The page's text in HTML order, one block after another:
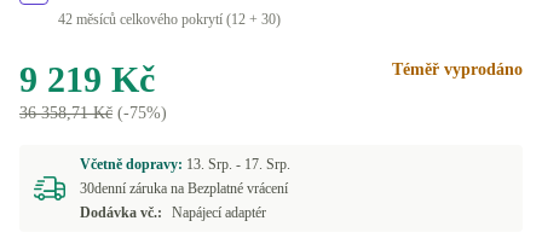
42 měsíců celkového pokrytí (12 + 30)
9 219 Kč
36 358,71 Kč (-75%)
Téměř vyprodáno
Včetně dopravy: 13. Srp. - 17. Srp.
30denní záruka na Bezplatné vrácení
Dodávka vč.:
Napájecí adaptér